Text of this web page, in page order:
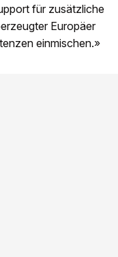
für zusätzliche
Europäer
einmischen.»